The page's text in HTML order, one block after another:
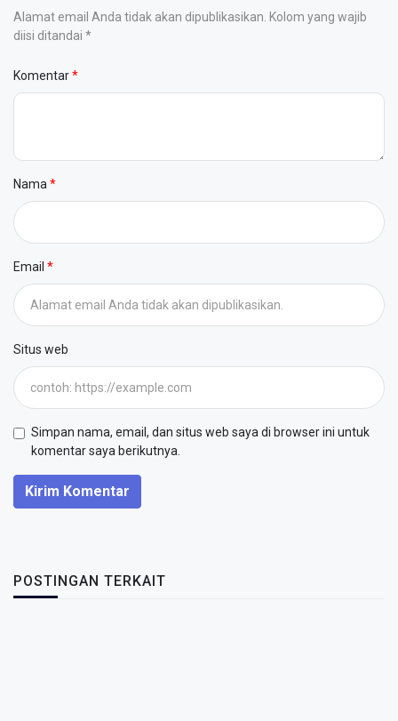
Alamat email Anda tidak akan dipublikasikan. Kolom yang wajib
diisi ditandai *
Komentar
Nama
Email
Situs web
Simpan nama, email, dan situs web saya di browser ini untuk
komentar saya berikutnya.
Kirim Komentar
POSTINGAN TERKAIT